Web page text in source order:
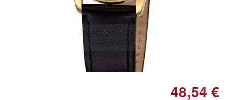
Doppelt antippen zum
vergrößern
48,54 €